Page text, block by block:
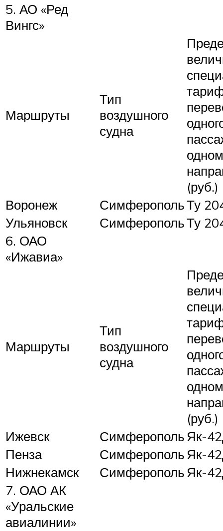
5. АО «Ред
Вингс»
Маршруты
Тип
воздушного
судна
одном
(руб.)
Воронеж
СимферопольТу
Ульяновск
СимферопольТу
6. ОАО
«Ижавиа»
Маршруты
Тип
воздушного
судна
одном
(руб.)
Ижевск
Симферополь Як-
Пенза
Симферополь Як-
Нижнекамск
Симферополь Як-
7. ОАО АК
«Уральские
авиалинии»